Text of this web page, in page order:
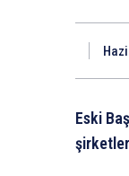
Eski